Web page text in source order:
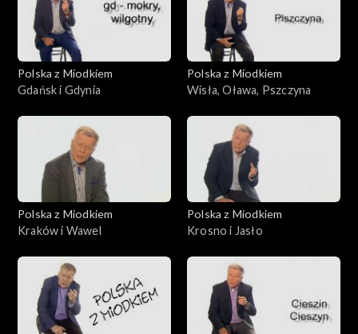
Polska z Miodkiem
Gdańsk i Gdynia
Polska z Miodkiem
Wisła, Oława, Pszczyna
Polska z Miodkiem
Kraków i Wawel
Polska z Miodkiem
Krosno i Jasło